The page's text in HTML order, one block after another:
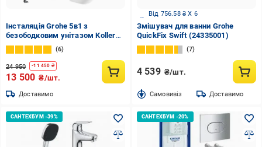
Інсталяція Grohe 5в1 з
безободковим унітазом Koller
Pool Round Slim Tornado та
сидінням Slim Duroplast/Soft-
close (GKRST)
6
24 950 -11 450 ₴
13 500 ₴/шт.
Доставимо
Від 756.58 ₴ X 6
Змішувач для ванни Grohe
QuickFix Swift (24335001)
7
4 539 ₴/шт.
Cамовивіз Доставимо